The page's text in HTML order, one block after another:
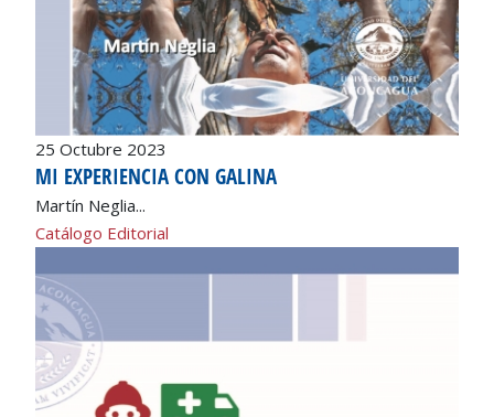
25 Octubre 2023
MI EXPERIENCIA CON GALINA
Martín Neglia...
Catálogo Editorial